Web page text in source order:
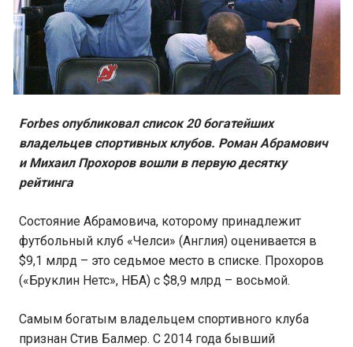
Forbes опубликовал список 20 богатейших
владельцев спортивных клубов. Роман Абрамович
и Михаил Прохоров вошли в первую десятку
рейтинга
Состояние Абрамовича, которому принадлежит
футбольный клуб «Челси» (Англия) оценивается в
$9,1 млрд – это седьмое место в списке. Прохоров
(«Бруклин Нетс», НБА) с $8,9 млрд – восьмой.
Самым богатым владельцем спортивного клуба
признан Стив Балмер. С 2014 года бывший